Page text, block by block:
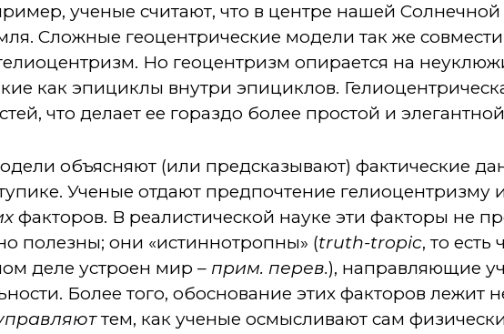
ученые считают, что в центре нашей
Сложные геоцентрические модели так же
Но геоцентризм опирается на
как эпициклы внутри эпициклов.
что делает ее гораздо более простой и
объясняют (или предсказывают) фактические
Ученые отдают предпочтение гелиоцентризму
факторов. В реалистической науке эти факторы не
полезны; они «истиннотропны» (truth-tropic, то есть
деле устроен мир– прим. перев.), направляющие
Более того, обоснование этих факторов лежит
тем, как ученые осмысливают сам